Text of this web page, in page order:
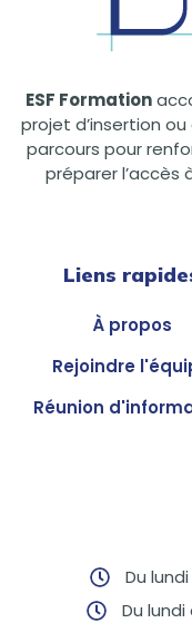
ESF Formation
projet d’insertion
parcours pour
préparer l’accès
Liens
À propos
Rejoindre
Réunion
Du
Du lundi